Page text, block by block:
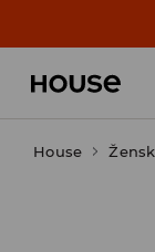
House